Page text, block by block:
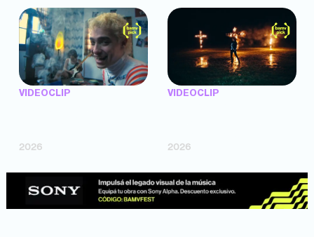
VIDEOCLIP
2026
VIDEOCLIP
2026